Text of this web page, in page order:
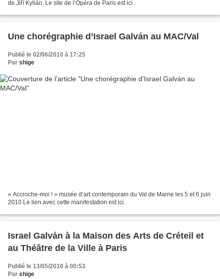
de Jiří Kylián. Le site de l’Opéra de Paris est ici .
Une chorégraphie d’Israel Galván au MAC/Val
Publié le 02/06/2010 à 17:25
Par shige
« Accroche-moi ! » musée d’art contemporain du Val de Marne les 5 et 6 juin
2010 Le lien avec cette manifestation est ici .
Israel Galván à la Maison des Arts de Créteil et
au Théâtre de la Ville à Paris
Publié le 13/05/2010 à 00:53
Par shige